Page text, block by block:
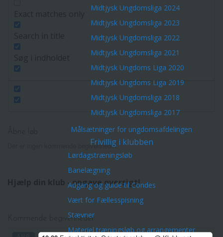
Midtjysk Ungdomsliga 2024
Midtjysk Ungdomsliga 2023
Midtjysk Ungdomsliga 2022
Midtjysk Ungdomsliga 2021
Midtjysk Ungdoms Liga 2020
Midtjysk Ungdoms Liga 2019
Midtjysk Ungdomsliga 2018
Midtjysk Ungdomsliga 2017
Målsætninger for ungdomsafdelingen
Frivillig i klubben
Lørdagstræningsløb
Banelægning
Adgang og guide til Condes
Vært for Fællesspisning
Stævner
Materiel træningsløb og arrangementer
Der er ingen kommende begivenheder.
Hjælp din klub - opgave oversigt!
Kommende begivenheder